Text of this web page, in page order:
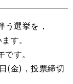
選挙を，
す。
す。
(金)，投票締切